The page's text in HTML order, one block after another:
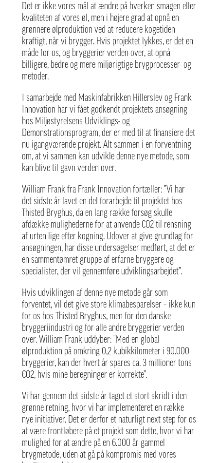
Det er ikke vores mål at ændre på hverken smagen eller
kvaliteten af vores øl, men i højere grad at opnå en
grønnere ølproduktion ved at reducere kogetiden
kraftigt, når vi brygger. Hvis projektet lykkes, er det en
måde for os, og bryggerier verden over, at opnå
billigere, bedre og mere miljørigtige brygprocesser- og
metoder.
I samarbejde med Maskinfabrikken Hillerslev og Frank
Innovation har vi fået godkendt projektets ansøgning
hos Miljøstyrelsens Udviklings- og
Demonstrationsprogram, der er med til at finansiere det
nu igangværende projekt. Alt sammen i en forventning
om, at vi sammen kan udvikle denne nye metode, som
kan blive til gavn verden over.
William Frank fra Frank Innovation fortæller: ”Vi har
det sidste år lavet en del forarbejde til projektet hos
Thisted Bryghus, da en lang række forsøg skulle
afdække mulighederne for at anvende CO2 til rensning
af urten lige efter kogning. Udover at give grundlag for
ansøgningen, har disse undersøgelser medført, at det er
en sammentømret gruppe af erfarne bryggere og
specialister, der vil gennemføre udviklingsarbejdet”.
Hvis udviklingen af denne nye metode går som
forventet, vil det give store klimabesparelser – ikke kun
for os hos Thisted Bryghus, men for den danske
bryggeriindustri og for alle andre bryggerier verden
over. William Frank uddyber: “Med en global
ølproduktion på omkring 0,2 kubikkilometer i 90.000
bryggerier, kan der hvert år spares ca. 3 millioner tons
CO2, hvis mine beregninger er korrekte”.
Vi har gennem det sidste år taget et stort skridt i den
grønne retning, hvor vi har implementeret en række
nye initiativer. Det er derfor et naturligt next step for os
at være frontløbere på et projekt som dette, hvor vi har
mulighed for at ændre på en 6.000 år gammel
brygmetode, uden at gå på kompromis med vores